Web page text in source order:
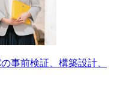
事前検証、構築設計、